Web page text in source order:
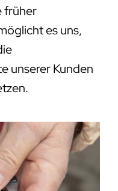
früher
es uns,
unserer Kunden